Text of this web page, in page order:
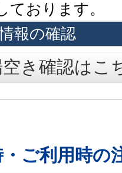
ております。
報の確認
き確認はこ
ご利用時の